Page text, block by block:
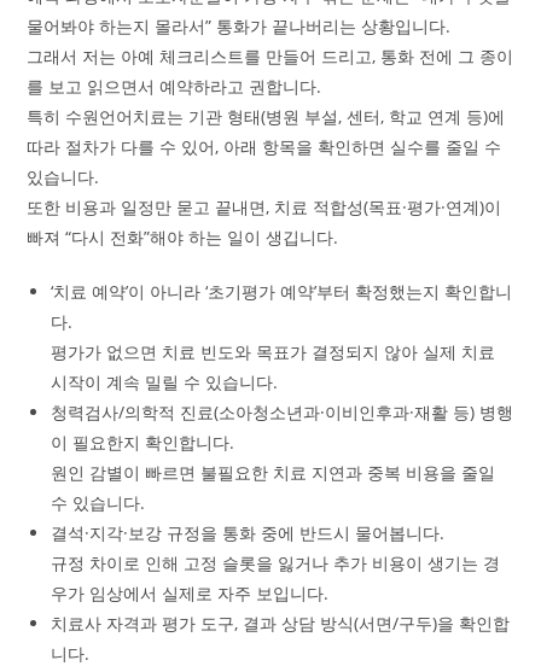
물어봐야 하는지 몰라서” 통화가 끝나버리는 상황입니다.
그래서 저는 아예 체크리스트를 만들어 드리고, 통화 전에 그 종이
를 보고 읽으면서 예약하라고 권합니다.
특히 수원언어치료는 기관 형태(병원 부설, 센터, 학교 연계 등)에
따라 절차가 다를 수 있어, 아래 항목을 확인하면 실수를 줄일 수
있습니다.
또한 비용과 일정만 묻고 끝내면, 치료 적합성(목표·평가·연계)이
빠져 “다시 전화”해야 하는 일이 생깁니다.
‘치료 예약’이 아니라 ‘초기평가 예약’부터 확정했는지 확인합니
다.
평가가 없으면 치료 빈도와 목표가 결정되지 않아 실제 치료
시작이 계속 밀릴 수 있습니다.
청력검사/의학적 진료(소아청소년과·이비인후과·재활 등) 병행
이 필요한지 확인합니다.
원인 감별이 빠르면 불필요한 치료 지연과 중복 비용을 줄일
수 있습니다.
결석·지각·보강 규정을 통화 중에 반드시 물어봅니다.
규정 차이로 인해 고정 슬롯을 잃거나 추가 비용이 생기는 경
우가 임상에서 실제로 자주 보입니다.
치료사 자격과 평가 도구, 결과 상담 방식(서면/구두)을 확인합
니다.